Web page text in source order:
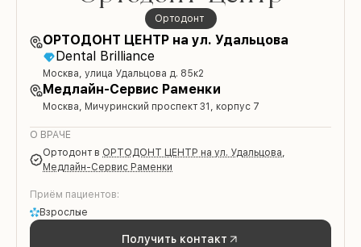
Ортодонт
ОРТОДОНТ ЦЕНТР на ул. Удальцова
Dental Brilliance
Москва, улица Удальцова д. 85к2
Медлайн-Сервис Раменки
Москва, Мичуринский проспект 31, корпус 7
О ВРАЧЕ
Ортодонт в ОРТОДОНТ ЦЕНТР на ул. Удальцова,
Медлайн-Сервис Раменки
Приём пациентов:
Взрослые
Получить контакт